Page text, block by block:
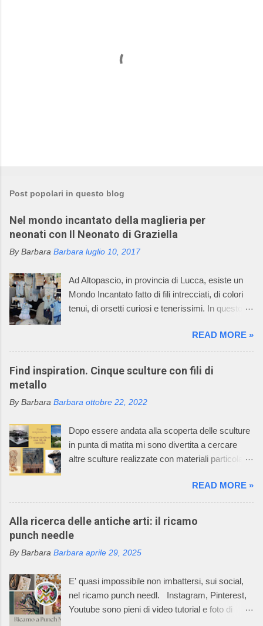
t
n
c
m
e
n
t
o
Post popolari in questo blog
Nel mondo incantato della maglieria per
neonati con Il Neonato di Graziella
By Barbara Barbara luglio 10, 2017
Ad Altopascio, in provincia di Lucca, esiste un
Mondo Incantato fatto di fili intrecciati, di colori
tenui, di orsetti curiosi e tenerissimi. In questo
artigiani, che lavorano i fili con la maglieria e con
l’uncinetto, creando dei deliziosi vestitini per
bambini. Questo mondo incantato è il sogno,
avverato, della signora Graziella, che dal 1968
per il mondo dei bambini. Oggi l’azienda della
diventata leader nel settore “maglieria esterna
diminuita” e il suo mondo incantato ha
affascinato anche tutti i componenti della sua
capi dell’azienda consiste nell’utilizzare
macchinari, che permettono di realizzare ogni
singolo pezzo del prodotto già nella taglia
desiderata e non un rettangolo di maglia dal
quale tagliare le varie parti per poi assemblarle.
READ MORE »
Find inspiration. Cinque sculture con fili di
metallo
By Barbara Barbara ottobre 22, 2022
Dopo essere andata alla scoperta delle sculture
in punta di matita mi sono divertita a cercare
altre sculture realizzate con materiali particolari.
diventare un'opera d'arte. Il mio racconto non
può non partire dalla materia prima: il metallo è
un elemento chimico caratterizzato da alto
elevata. L’uso dei metalli, dalla produzione di
aventi valore espressivo autonomo, è diffuso fin
dalle civiltà più antiche. Le tecniche di
lavorazione sono elaborate in un lento processo,
READ MORE »
Alla ricerca delle antiche arti: il ricamo
punch needle
By Barbara Barbara aprile 29, 2025
E' quasi impossibile non imbattersi, sui social,
nel ricamo punch needl. Instagram, Pinterest,
Youtube sono pieni di video tutorial e foto di